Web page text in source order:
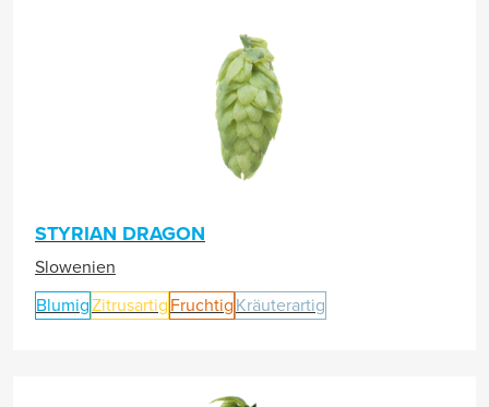
STYRIAN DRAGON
Slowenien
BlumigZitrusartig Fruchtig Kräuterartig